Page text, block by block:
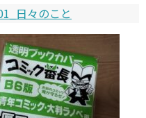
日々のこと